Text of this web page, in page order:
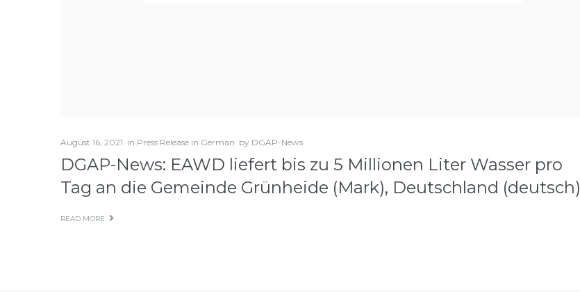
August 16, 2021 in Press Release in German by DGAP-News
DGAP-News: EAWD liefert bis zu 5 Millionen Liter Wasser pro
Tag an die Gemeinde Grünheide (Mark), Deutschland (deutsch)
READ MORE